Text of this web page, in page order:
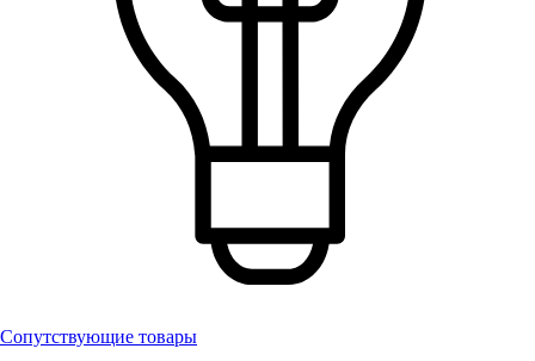
Сопутствующие товары